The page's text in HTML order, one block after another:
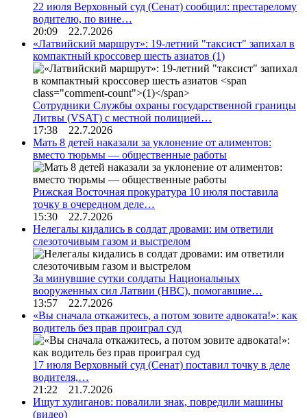
22 июля Верховный суд (Сенат) сообщил: престарелому
водителю, по вине…
20:09 22.7.2026
«Латвийский маршрут»: 19-летний "таксист" запихал в
компактный кроссовер шесть азиатов (1)
Сотрудники Службы охраны государственной границы
Литвы (VSAT) с местной полицией…
17:38 22.7.2026
Мать 8 детей наказали за уклонение от алиментов:
вместо тюрьмы — общественные работы
Рижская Восточная прокуратура 10 июля поставила
точку в очередном деле…
15:30 22.7.2026
Нелегалы кидались в солдат дровами: им ответили
слезоточивым газом и выстрелом
За минувшие сутки солдаты Национальных
вооруженных сил Латвии (НВС), помогавшие…
13:57 22.7.2026
«Вы сначала откажитесь, а потом зовите адвоката!»: как
водитель без прав проиграл суд
17 июля Верховный суд (Сенат) поставил точку в деле
водителя,…
21:22 21.7.2026
Ищут хулиганов: повалили знак, повредили машины
(видео)